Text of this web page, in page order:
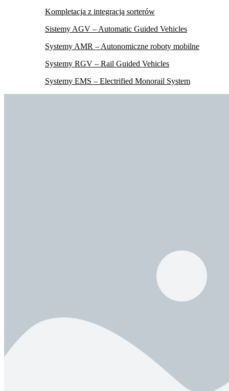
Kompletacja z integracją sorterów
Sistemy AGV – Automatic Guided Vehicles
Systemy AMR – Autonomiczne roboty mobilne
Systemy RGV – Rail Guided Vehicles
Systemy EMS – Electrified Monorail System